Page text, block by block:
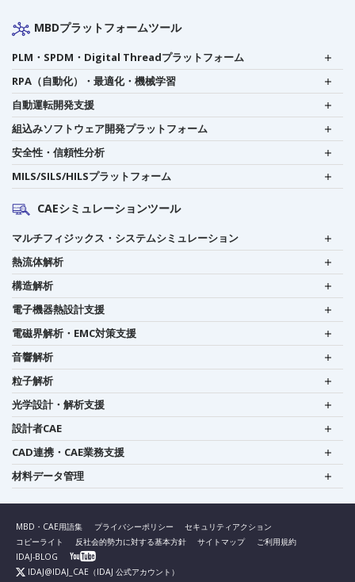
MBDプラットフォームツール
PLM・SPDM・Digital Threadプラットフォーム
RPA（自動化）・最適化・機械学習
自動運転開発支援
組込みソフトウェア開発プラットフォーム
安全性・信頼性分析
MILS/SILS/HILSプラットフォーム
CAEシミュレーションツール
マルチフィジックス・システムシミュレーション
熱流体解析
構造解析
電子機器熱設計支援
電磁界解析・EMC対策支援
音響解析
粒子解析
光学設計・解析支援
設計者CAE
CAD連携・CAE業務支援
材料データ管理
MBD・CAE用語集 プライバシーポリシー
セキュリティアクション
コピーライト
反社会的勢力に対する基本方針 サイトマップ
ご利用規約
IDAJ-BLOG
IDAJ@IDAJ_CAE （IDAJ 公式アカウント）